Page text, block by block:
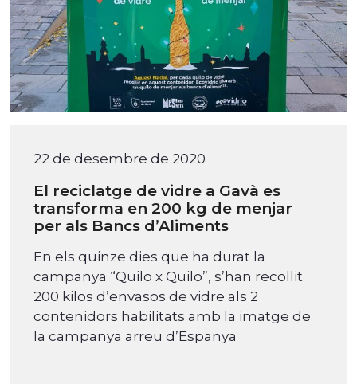
22 de desembre de 2020
El reciclatge de vidre a Gavà es
transforma en 200 kg de menjar
per als Bancs d’Aliments
En els quinze dies que ha durat la
campanya “Quilo x Quilo”, s’han recollit
200 kilos d’envasos de vidre als 2
contenidors habilitats amb la imatge de
la campanya arreu d’Espanya